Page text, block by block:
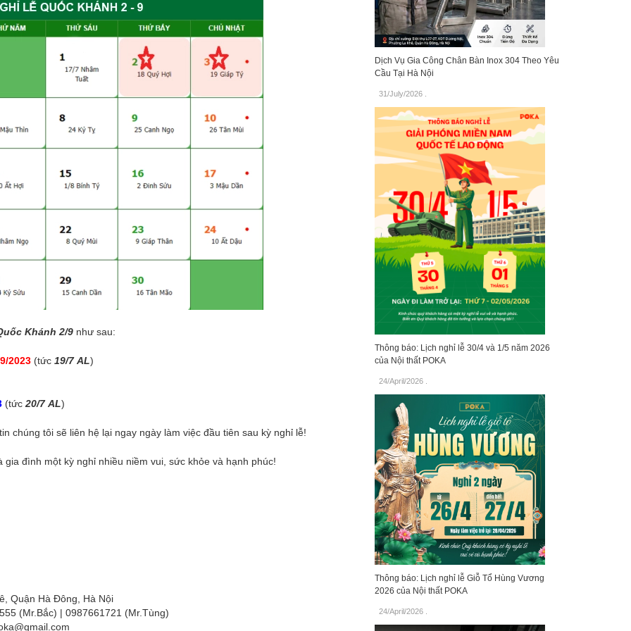
Khánh 2/9 như sau:
2023 (tức 19/7 AL)
(tức 20/7 AL)
chúng tôi sẽ liên hệ lại ngay ngày làm việc đầu tiên sau kỳ nghỉ lễ!
đình một kỳ nghỉ nhiều niềm vui, sức khỏe và hạnh phúc!
Quận Hà Đông, Hà Nội
(Mr.Bắc) | 0987661721 (Mr.Tùng)
Dịch Vụ Gia Công Chân Bàn Inox 304 Theo Yêu
Cầu Tại Hà Nội
31/July/2026.
Thông báo: Lịch nghỉ lễ 30/4 và 1/5 năm 2026
của Nội thất POKA
24/April/2026.
Thông báo: Lịch nghỉ lễ Giỗ Tổ Hùng Vương
2026 của Nội thất POKA
24/April/2026.